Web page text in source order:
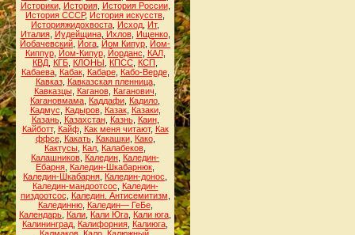
Историки, История, История России,
История СССР, История искусств
Историяжидохвоста Исход Ит,
Италия, Иудейщина, Ихлов, Ищенко,
Йобачевский Йога Йом Кипур Йом-
Киппур, Йом-Кипур, Йорданс КАЛ,
КВД КГБ КЛОНЫ КПСС КСП
Кабаева, Кабак, Кабаре, Кабо-Верде,
Кавказ, Кавказская пленница,
Кавказцы, Каганов, Каганович
Кагановмама Каддафи Кадило
Кадмус
Кадыров, Казак, Казаки,
Казань, Казахстан, Казнь, Каин,
Кайботт, Кайф, Как меня читают, Как
ффсе, Какать, Какашки, Како,
Кактусы Кал Калабеков
Калашников Каледин Каледин-
Ебарня Каледин-Шкабарнюк
Каледин-Шкабарня Каледин-донос
Каледин-мандоотсос
Каледин-
пиздоотсос
Каледин. Антисемитизм
Калединню, Каледин— ГеБе,
Календарь Кали Кали Юга Кали юга
Калининград Калифорния Калиюга